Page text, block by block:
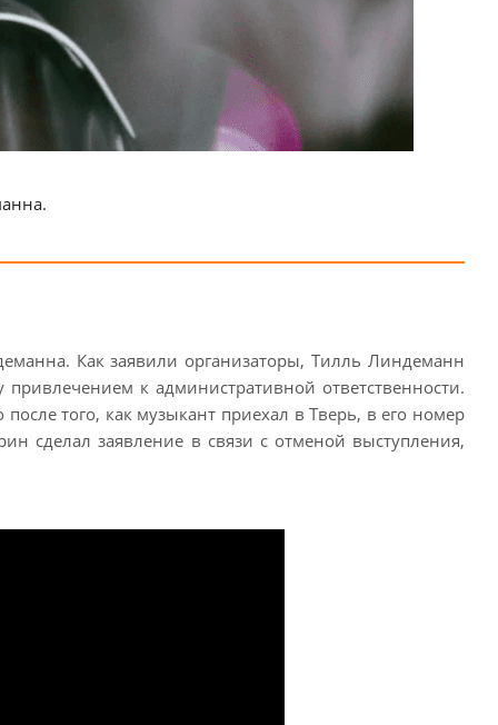
Как заявили организаторы, Тилль Линдеманн
к административной ответственности.
того, как музыкант приехал в Тверь, в его номер
сделал заявление в связи с отменой выступления,